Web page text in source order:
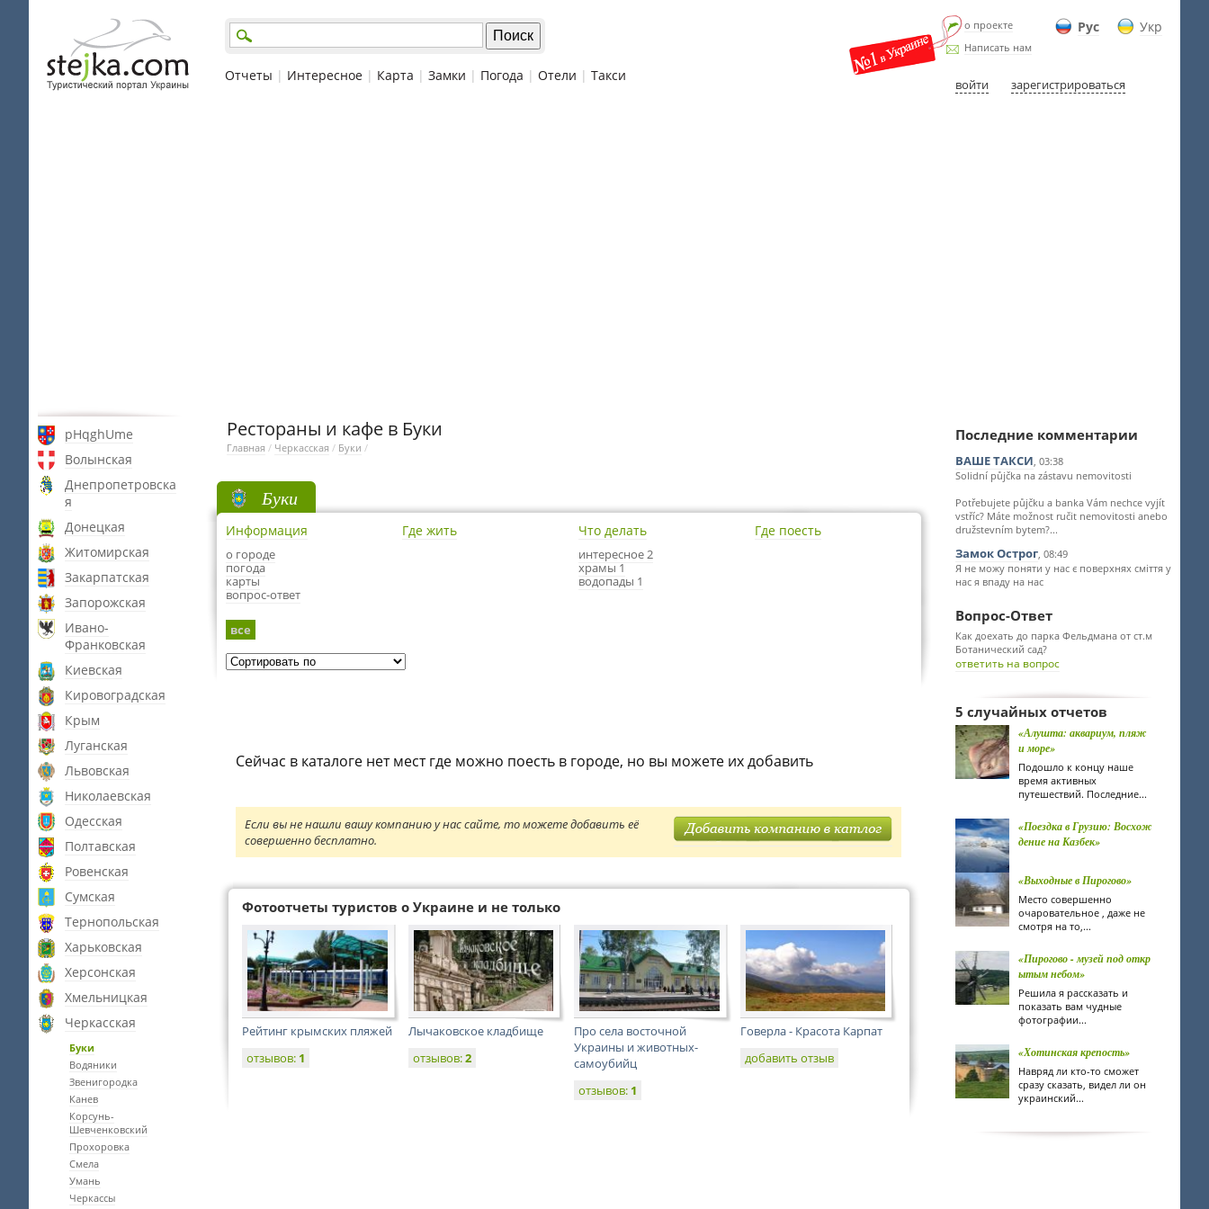
Рус Укр
о проекте
Написать нам
войти зарегистрироваться
Отчеты | Интересное | Карта | Замки | Погода | Отели | Такси
pHqghUme
Волынская
Днепропетровска
я
Донецкая
Житомирская
Закарпатская
Запорожская
Ивано-
Франковская
Киевская
Кировоградская
Крым
Луганская
Львовская
Николаевская
Одесская
Полтавская
Ровенская
Сумская
Тернопольская
Харьковская
Херсонская
Хмельницкая
Черкасская
Буки
Водяники
Звенигородка
Канев
Корсунь-
Шевченковский
Прохоровка
Смела
Умань
Черкассы
Рестораны и кафе в Буки
Главная / Черкасская / Буки /
Буки
Информация
о городе
погода
карты
вопрос-ответ
Где жить Что делать
интересное 2
храмы 1
водопады 1
Где поесть
все
Сейчас в каталоге нет мест где можно поесть в городе, но вы можете их добавить
Если вы не нашли вашу компанию у нас сайте, то можете добавить её
совершенно бесплатно.
Фотоотчеты туристов о Украине и не только
Рейтинг крымских пляжей
отзывов: 1
Лычаковское кладбище
отзывов:2
Про селa восточной
Украины и животных-
самоубийц
отзывов: 1
Говерла - Красота Карпат
добавить отзыв
Последние комментарии
ВАШЕ ТАКСИ, 03:38
Solidní půjčka na zástavu nemovitosti
Potřebujete půjčku a banka Vám nechce vyjít
vstříc? Máte možnost ručit nemovitosti anebo
družstevním bytem?...
Замок Острог, 08:49
Я не можу поняти у нас є поверхнях сміття у
нас я впаду на нас
Вопрос-Ответ
Как доехать до парка Фельдмана от ст.м
Ботанический сад?
ответить на вопрос
5 случайных отчетов
«Алушта: аквариум, пляж
и море»
Подошло к концу наше
время активных
путешествий. Последние...
«Поездка в Грузию: Восхож
дение на Казбек»
«Выходные в Пирогово»
Место совершенно
очаровательное , даже не
смотря на то,...
«Пирогово - музей под откр
ытым небом»
Решила я рассказать и
показать вам чудные
фотографии...
«Хотинская крепость»
Навряд ли кто-то сможет
сразу сказать, видел ли он
украинский...